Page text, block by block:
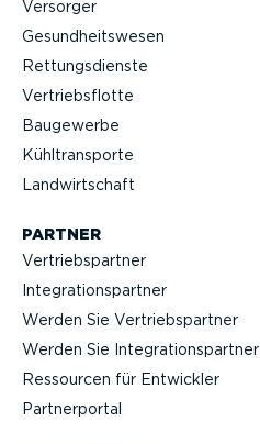
Versorger
Gesund­heits­wesen
Rettungs­dienste
Vertriebs­flotte
Baugewerbe
Kühltrans­porte
Landwirt­schaft
PARTNER
Vertriebs­partner
Integra­ti­ons­partner
Werden Sie Vertriebs­partner
Werden Sie Integra­ti­ons­partner
Ressourcen für Entwickler
Partner­portal